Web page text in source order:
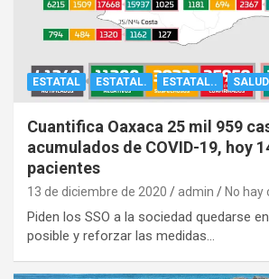
ESTATAL ESTATAL. ESTATAL.. SALUD
Cuantifica Oaxaca 25 mil 959
acumulados de COVID-19, hoy
pacientes
13 de diciembre de 2020 admin No hay
Piden los SSO a la sociedad quedarse
posible y reforzar las medidas…